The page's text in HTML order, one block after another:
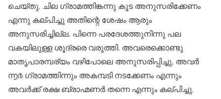
ചെയ്തു. ചില ഗ്രാമത്തിങ്കന്നു കൂട അനുസരിക്കേണം
എന്നു കല്പിച്ചു അതിന്റെ ശേഷം ആരും
അനുസരിച്ചില്ല. പിന്നെ പരദേശത്തുനിന്നു പല
വകയിലുള്ള ശൂദ്രരെ വരുത്തി. അവരെക്കൊണ്ടു
മാതൃപാരമ്പര്യം വഴിപോലെ അനുസരിപ്പിച്ചു, അവർ
൬൪ ഗ്രാമത്തിന്നും അകമ്പടി നടക്കേണം എന്നും
അവർക്ക് രക്ഷ ബ്രാഹ്മണർ തന്നെ എന്നും കല്പിച്ചു.